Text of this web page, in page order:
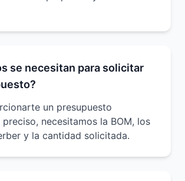
se necesitan para solicitar
un presupuesto
necesitamos la BOM, los
y la cantidad solicitada.